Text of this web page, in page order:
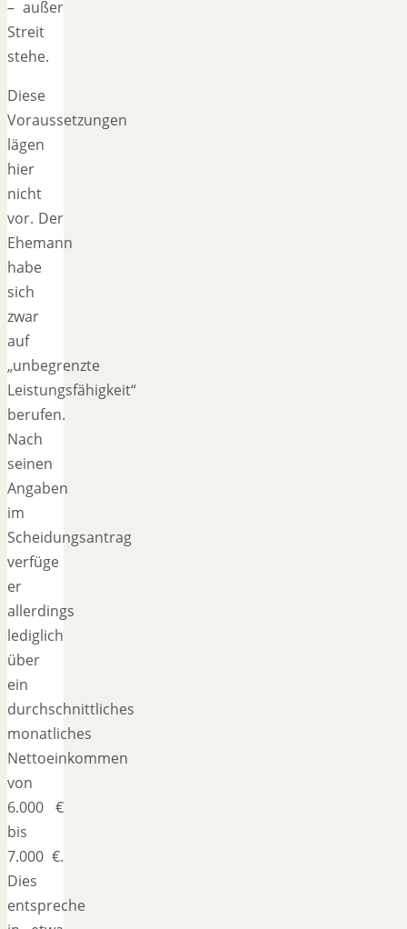
– außer
Streit
stehe.
Diese
Voraussetzungen
lägen
hier
nicht
vor. Der
Ehemann
habe
sich
zwar
auf
„unbegrenzte
Leistungsfähigkeit“
berufen.
Nach
seinen
Angaben
im
Scheidungsantrag
verfüge
er
allerdings
lediglich
über
ein
durchschnittliches
monatliches
Nettoeinkommen
von
6.000 €
bis
7.000 €.
Dies
entspreche